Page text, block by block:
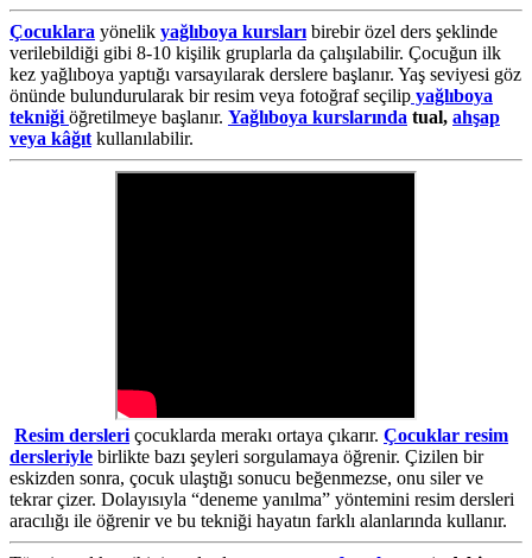
Çocuklara yönelik yağlıboya kursları birebir özel ders şeklinde
verilebildiği gibi 8-10 kişilik gruplarla da çalışılabilir. Çocuğun ilk
kez yağlıboya yaptığı varsayılarak derslere başlanır. Yaş seviyesi göz
önünde bulundurularak bir resim veya fotoğraf seçilip yağlıboya
tekniği öğretilmeye başlanır. Yağlıboya kurslarında tual, ahşap
veya kâğıt kullanılabilir.
Resim dersleri çocuklarda merakı ortaya çıkarır. Çocuklar resim
dersleriyle birlikte bazı şeyleri sorgulamaya öğrenir. Çizilen bir
eskizden sonra, çocuk ulaştığı sonucu beğenmezse, onu siler ve
tekrar çizer. Dolayısıyla “deneme yanılma” yöntemini resim dersleri
aracılığı ile öğrenir ve bu tekniği hayatın farklı alanlarında kullanır.